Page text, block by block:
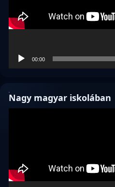
00:00
Nagy magyar iskolában